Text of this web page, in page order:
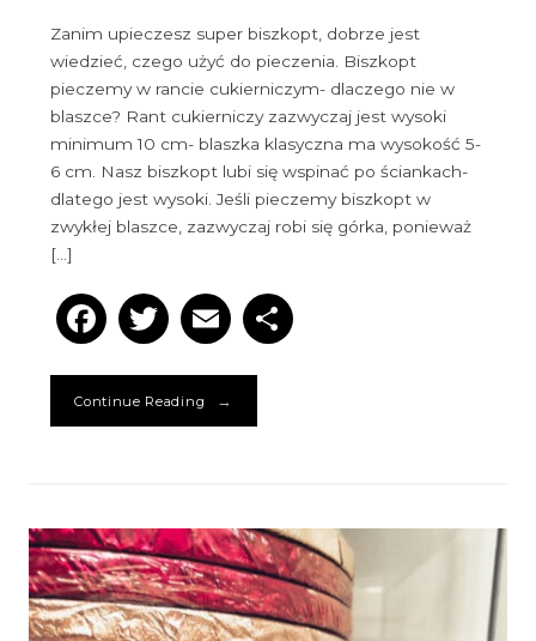
Zanim upieczesz super biszkopt, dobrze jest
wiedzieć, czego użyć do pieczenia. Biszkopt
pieczemy w rancie cukierniczym- dlaczego nie w
blaszce? Rant cukierniczy zazwyczaj jest wysoki
minimum 10 cm- blaszka klasyczna ma wysokość 5-
6 cm. Nasz biszkopt lubi się wspinać po ściankach-
dlatego jest wysoki. Jeśli pieczemy biszkopt w
zwykłej blaszce, zazwyczaj robi się górka, ponieważ
[…]
Facebook
Twitter
Email
Continue Reading →